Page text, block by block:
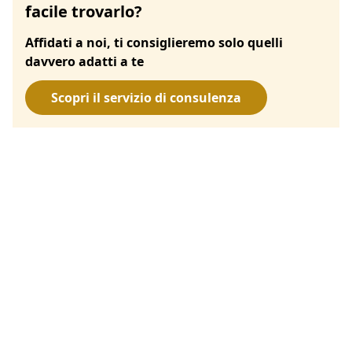
facile trovarlo?
Affidati a noi, ti consiglieremo solo quelli
davvero adatti a te
Scopri il servizio di consulenza